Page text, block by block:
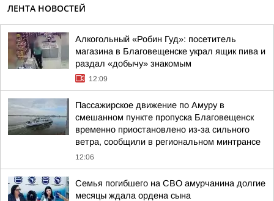
ЛЕНТА НОВОСТЕЙ
Алкогольный «Робин Гуд»: посетитель
магазина в Благовещенске украл ящик пива и
раздал «добычу» знакомым
12:09
Пассажирское движение по Амуру в
смешанном пункте пропуска Благовещенск
временно приостановлено из-за сильного
ветра, сообщили в региональном минтрансе
12:06
Семья погибшего на СВО амурчанина долгие
месяцы ждала ордена сына